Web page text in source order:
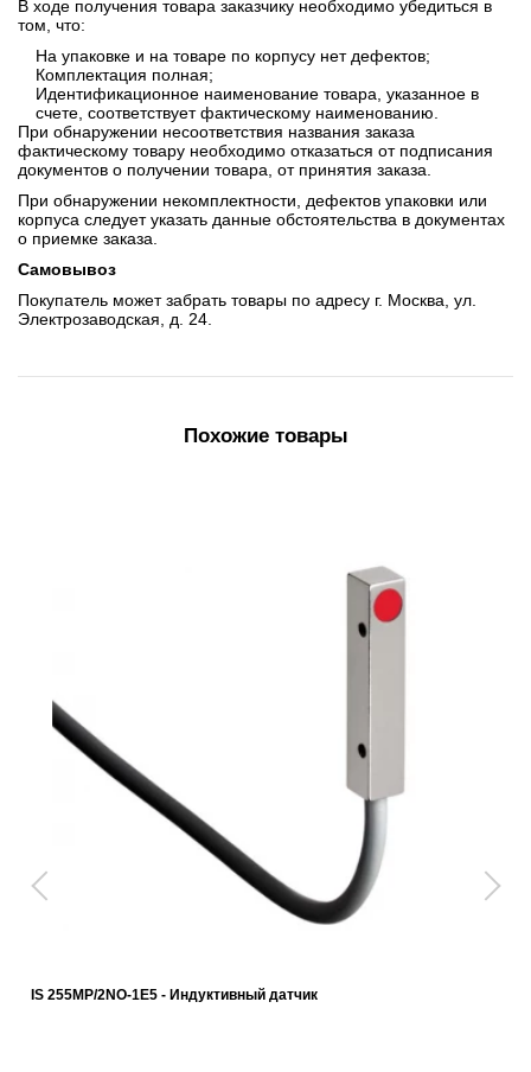
В ходе получения товара заказчику необходимо убедиться в
том, что:
На упаковке и на товаре по корпусу нет дефектов;
Комплектация полная;
Идентификационное наименование товара, указанное в
счете, соответствует фактическому наименованию.
При обнаружении несоответствия названия заказа
фактическому товару необходимо отказаться от подписания
документов о получении товара, от принятия заказа.
При обнаружении некомплектности, дефектов упаковки или
корпуса следует указать данные обстоятельства в документах
о приемке заказа.
Самовывоз
Покупатель может забрать товары по адресу г. Москва, ул.
Электрозаводская, д. 24.
Похожие товары
IS 255MP/2NO-1E5 - Индуктивный датчик